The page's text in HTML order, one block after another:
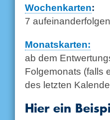
Wochenkarten:
7
Monatskarten:
ab dem
Folgemonats (falls
des letzten
Hier ein